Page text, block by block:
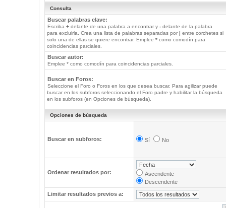
Consulta
Buscar palabras clave:
Escriba +delante de una palabra a encontrar y -delante de la palabra
para excluirla. Crea una lista de palabras separadas por | entre corchetes si
solo una de ellas se quiere encontrar. Emplee *como comodín para
coincidencias parciales.
Buscar autor:
Emplee * como comodín para coincidencias parciales.
Buscar en Foros:
Seleccione el Foro o Foros en los que desea buscar. Para agilizar puede
buscar en los subforos seleccionando el Foro padre y habilitar la búsqueda
en los subforos (en Opciones de búsqueda).
Opciones de búsqueda
Buscar en subforos: Sí No
Ordenar resultados por:
Ascendente
Descendente
Limitar resultados previos a: